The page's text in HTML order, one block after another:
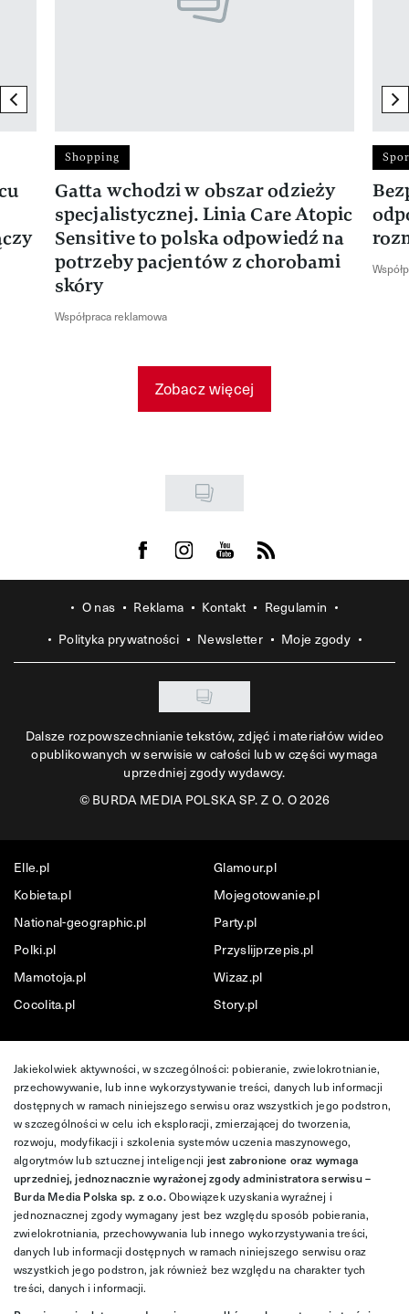
previous element
Shopping
Gatta wchodzi w obszar odzieży
specjalistycznej. Linia Care Atopic
Sensitive to polska odpowiedź na
potrzeby pacjentów z chorobami
skóry
Współpraca reklamowa
Zobacz więcej
Visit us on Facebook
Visit us on Instagram
Visit us on Youtube
Visit us on Rss
O nas Reklama Kontakt
Regulamin
Polityka prywatności
Newsletter Moje zgody
Dalsze rozpowszechnianie tekstów, zdjęć i materiałów wideo
opublikowanych w serwisie w całości lub w części wymaga
uprzedniej zgody wydawcy.
©BURDA MEDIA POLSKA SP. Z O. O 2026
Elle.pl
Glamour.pl
Kobieta.pl
Mojegotowanie.pl
National-geographic.pl
Party.pl
Polki.pl
Przyslijprzepis.pl
Mamotoja.pl
Wizaz.pl
Cocolita.pl
Story.pl
Jakiekolwiek aktywności, w szczególności: pobieranie, zwielokrotnianie,
przechowywanie, lub inne wykorzystywanie treści, danych lub informacji
dostępnych w ramach niniejszego serwisu oraz wszystkich jego podstron,
w szczególności w celu ich eksploracji, zmierzającej do tworzenia,
rozwoju, modyfikacji i szkolenia systemów uczenia maszynowego,
algorytmów lub sztucznej inteligencji jest zabronione oraz wymaga
uprzedniej, jednoznacznie wyrażonej zgody administratora serwisu –
Burda Media Polska sp. z o.o.Obowiązek uzyskania wyraźnej i
jednoznacznej zgody wymagany jest bez względu sposób pobierania,
zwielokrotniania, przechowywania lub innego wykorzystywania treści,
danych lub informacji dostępnych w ramach niniejszego serwisu oraz
wszystkich jego podstron, jak również bez względu na charakter tych
treści, danych i informacji.